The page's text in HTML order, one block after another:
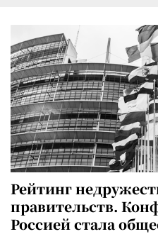
Рейтинг
правительств.
Россией стала